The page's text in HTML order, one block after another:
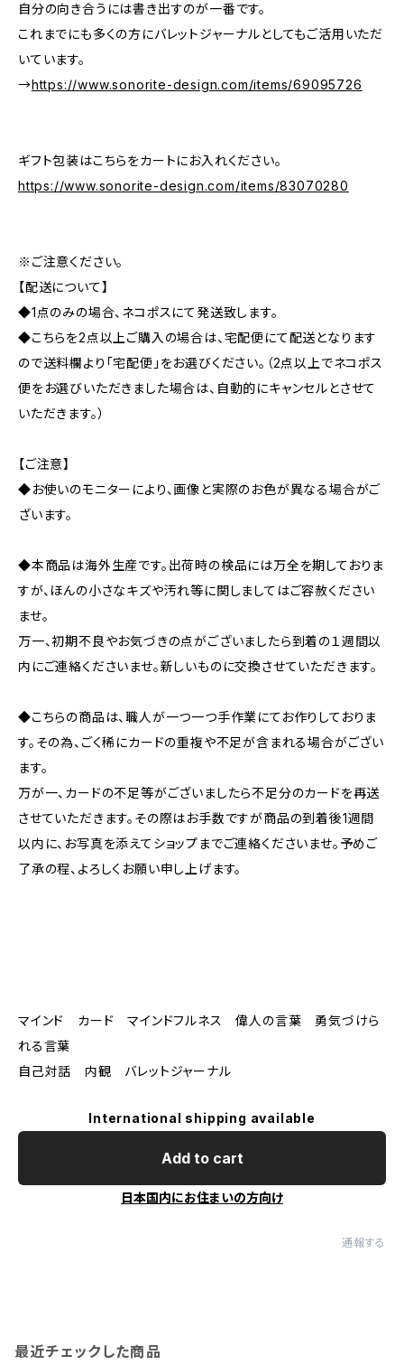
自分の向き合うには書き出すのが一番です。
これまでにも多くの方にバレットジャーナルとしてもご活用いただ
いています。
→https://www.sonorite-design.com/items/69095726
ギフト包装はこちらをカートにお入れください。
https://www.sonorite-design.com/items/83070280
※ご注意ください。
【配送について】
◆1点のみの場合、ネコポスにて発送致します。
◆こちらを2点以上ご購入の場合は、宅配便にて配送となります
ので送料欄より「宅配便」をお選びください。（2点以上でネコポス
便をお選びいただきました場合は、自動的にキャンセルとさせて
いただきます。）
【ご注意】
◆お使いのモニターにより、画像と実際のお色が異なる場合がご
ざいます。
◆本商品は海外生産です。出荷時の検品には万全を期しておりま
すが、ほんの小さなキズや汚れ等に関しましてはご容赦ください
ませ。
万一、初期不良やお気づきの点がございましたら到着の１週間以
内にご連絡くださいませ。新しいものに交換させていただきます。
◆こちらの商品は、職人が一つ一つ手作業にてお作りしておりま
す。その為、ごく稀にカードの重複や不足が含まれる場合がござい
ます。
万が一、カードの不足等がございましたら不足分のカードを再送
させていただきます。その際はお手数ですが商品の到着後1週間
以内に、お写真を添えてショップまでご連絡くださいませ。予めご
了承の程、よろしくお願い申し上げます。
マインド カード マインドフルネス 偉人の言葉 勇気づけら
れる言葉
自己対話 内観 バレットジャーナル
International shipping available
Add to cart
日本国内にお住まいの方向け
通報する
最近チェックした商品